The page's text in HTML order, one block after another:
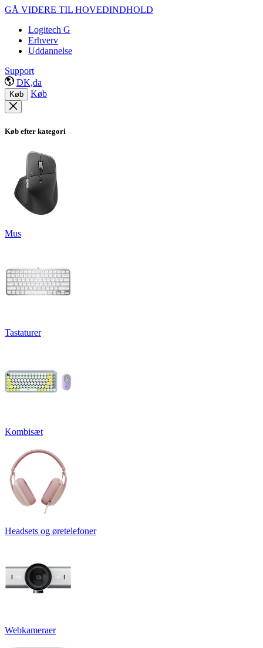
GÅ VIDERE TIL HOVEDINDHOLD
Logitech G
Erhverv
Uddannelse
Support
DK,da
Køb Køb
Køb efter kategori
Mus
Tastaturer
Kombisæt
Headsets og øretelefoner
Webkameraer